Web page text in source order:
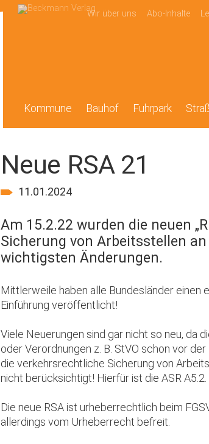
Wir über uns Abo-Inhalte
Kommune Bauhof Fuhrpark
Neue RSA 21
11.01.2024
Am 15.2.22 wurden die neuen
Sicherung von Arbeitsstellen
wichtigsten Änderungen.
Mittlerweile haben alle Bundesländer einen
Einführung veröffentlicht!
Viele Neuerungen sind gar nicht so neu, da
oder Verordnungen z. B. StVO schon vor
die verkehrsrechtliche Sicherung von
nicht berücksichtigt! Hierfür ist die ASR
Die neue RSA ist urheberrechtlich beim
allerdings vom Urheberrecht befreit.